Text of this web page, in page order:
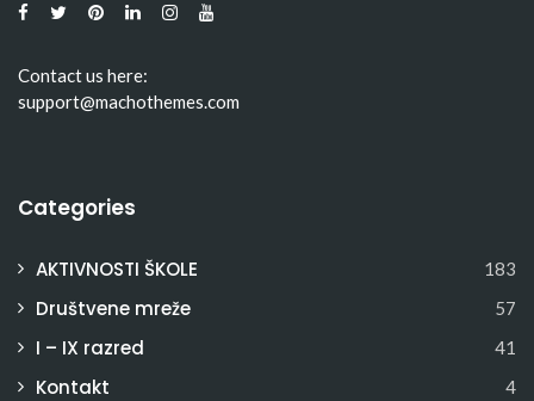
Contact us here:
support@machothemes.com
Categories
AKTIVNOSTI ŠKOLE 183
Društvene mreže 57
I – IX razred 41
Kontakt 4